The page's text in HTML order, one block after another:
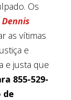
Os
Dennis
as vítimas
e
e justa que
855-529-
de